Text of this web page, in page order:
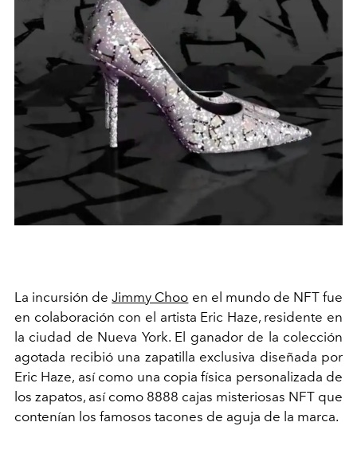
La incursión deJimmy Choo en el mundo de NFT fue
en colaboración con el artista Eric Haze, residente en
la ciudad de Nueva York. El ganador de la colección
agotada recibió una zapatilla exclusiva diseñada por
Eric Haze, así como una copia física personalizada de
los zapatos, así como 8888 cajas misteriosas NFT que
contenían los famosos tacones de aguja de la marca.